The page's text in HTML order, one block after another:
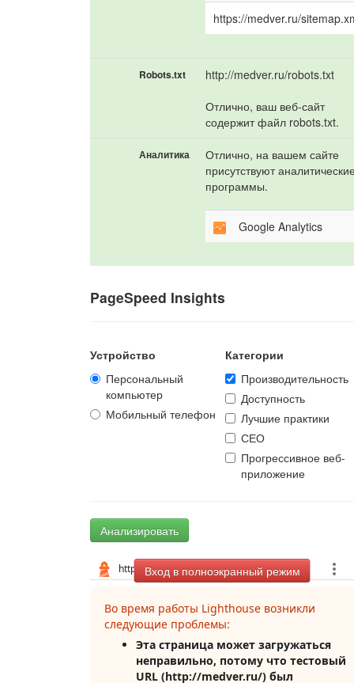
https://medver.ru/
Robots.txt
http://medver.ru/robots.txt
Отлично, ваш веб-сайт
содержит файл robots.txt.
Аналитика
Отлично, на вашем сайте
присутствуют
программы.
Google Analytics
PageSpeed Insights
Устройство
Персональный
компьютер
Мобильный телефон
Категории
Производительность
Доступность
Лучшие практики
СЕО
Прогрессивное веб-
приложение
Анализировать
Вход в полноэкранный режим